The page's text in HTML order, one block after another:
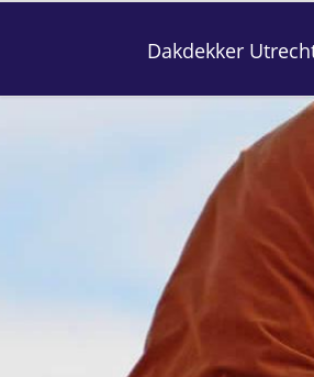
Dakdekker